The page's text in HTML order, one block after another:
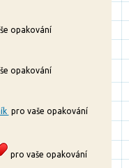
opakování
opakování
pro vaše opakování
pro vaše opakování